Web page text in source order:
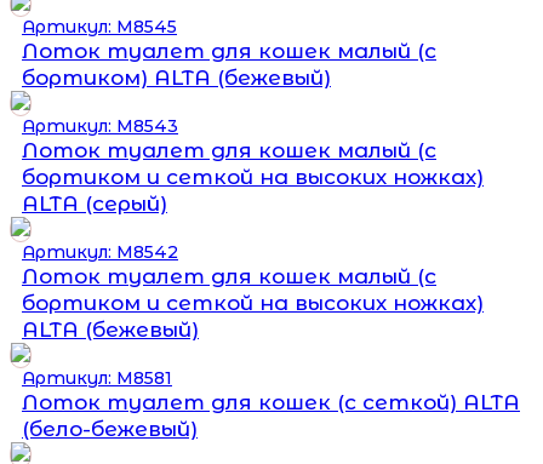
Артикул: М8545
Лоток туалет для кошек малый (с
бортиком) ALTA (бежевый)
Артикул: М8543
Лоток туалет для кошек малый (с
бортиком и сеткой на высоких ножках)
ALTA (серый)
Артикул: М8542
Лоток туалет для кошек малый (с
бортиком и сеткой на высоких ножках)
ALTA (бежевый)
Артикул: М8581
Лоток туалет для кошек (с сеткой) ALTA
(бело-бежевый)